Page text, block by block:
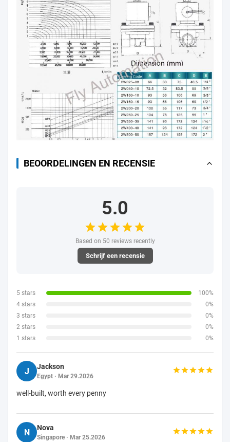
BEOORDELINGEN EN RECENSIE
5.0
Based on 50 reviews recently
Schrijf een recensie
5 stars
100%
4 stars
0%
3 stars
0%
2 stars
0%
1 stars
0%
J Jackson
Egypt · Mar 29.2026
well-built, worth every penny
N Nova
Singapore · Mar 25.2026